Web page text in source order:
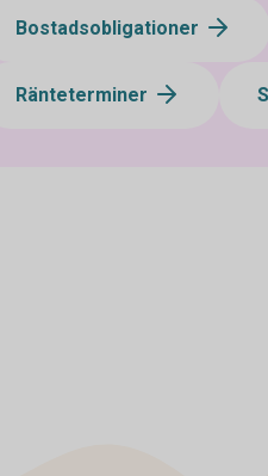
Bostadsobligationer
Ränteterminer